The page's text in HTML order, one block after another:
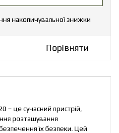
накопичувальної знижки
Порівняти
– це сучасний пристрій,
розташування
їх безпеки. Цей